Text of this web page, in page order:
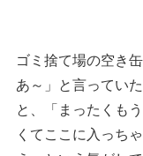
ゴミ捨て場の空き
あ～」と言ってい
と、「まったくも
くてここに入っち